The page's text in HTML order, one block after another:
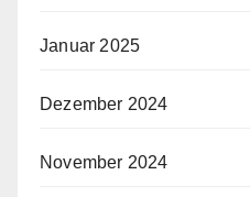
Januar 2025
Dezember 2024
November 2024